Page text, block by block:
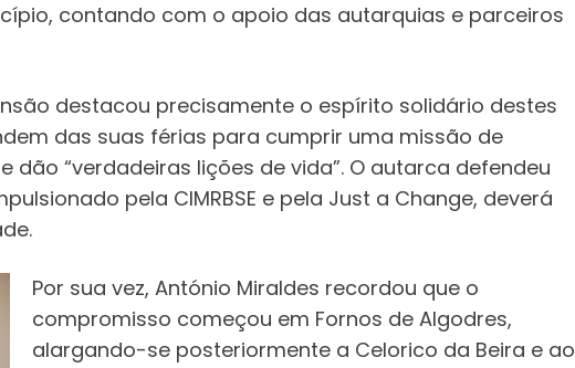
contando com o apoio das autarquias e parceiros
destacou precisamente o espírito solidário destes
das suas férias para cumprir uma missão de
dão “verdadeiras lições de vida”. O autarca defendeu
pela CIMRBSE e pela Just a Change, deverá
Por sua vez, António Miraldes recordou que o
compromisso começou em Fornos de Algodres,
alargando-se posteriormente a Celorico da Beira e ao